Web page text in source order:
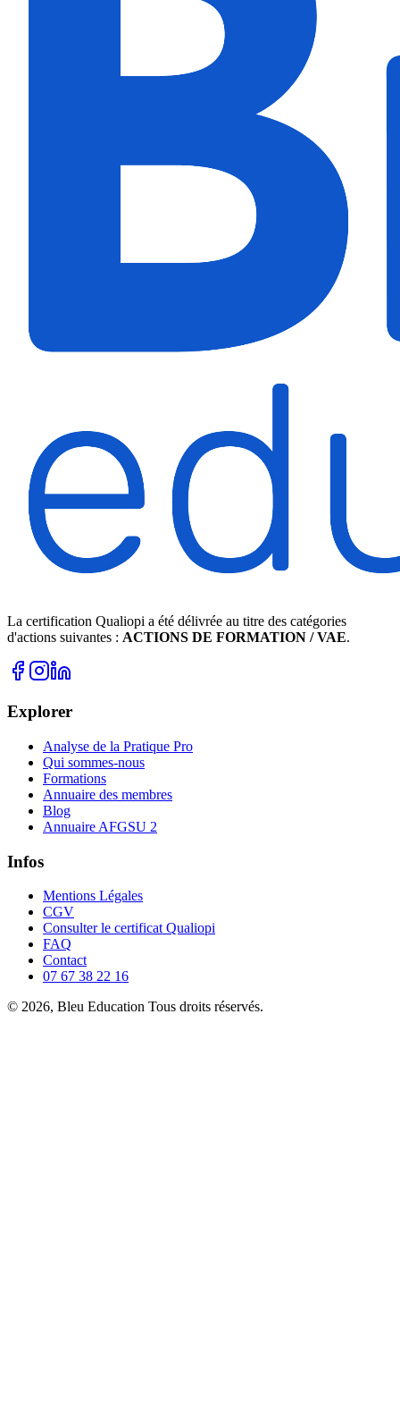
La certification Qualiopi a été délivrée au titre des catégories
d'actions suivantes : ACTIONS DE FORMATION / VAE.
Explorer
Analyse de la Pratique Pro
Qui sommes-nous
Formations
Annuaire des membres
Blog
Annuaire AFGSU 2
Infos
Mentions Légales
CGV
Consulter le certificat Qualiopi
FAQ
Contact
07 67 38 22 16
© 2026, Bleu Education Tous droits réservés.